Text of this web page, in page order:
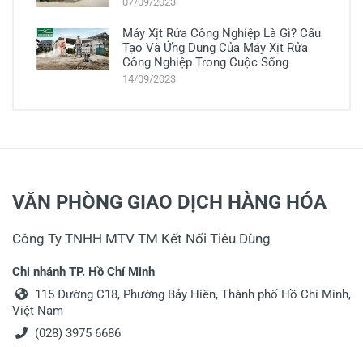
Máy Xịt Rửa Công Nghiệp Là Gì? Cấu
Tạo Và Ứng Dụng Của Máy Xịt Rửa
Công Nghiệp Trong Cuộc Sống
14/09/2023
VĂN PHÒNG GIAO DỊCH HÀNG HÓA
Công Ty TNHH MTV TM Kết Nối Tiêu Dùng
Chi nhánh TP. Hồ Chí Minh
115 Đường C18, Phường Bảy Hiền, Thành phố Hồ Chí Minh,
Việt Nam
(028) 3975 6686